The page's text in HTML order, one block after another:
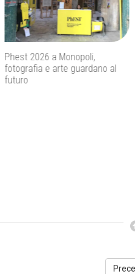
La Coca Cola ha un antenato a
Firenze?